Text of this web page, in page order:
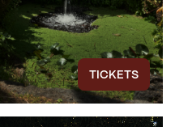
TICKETS